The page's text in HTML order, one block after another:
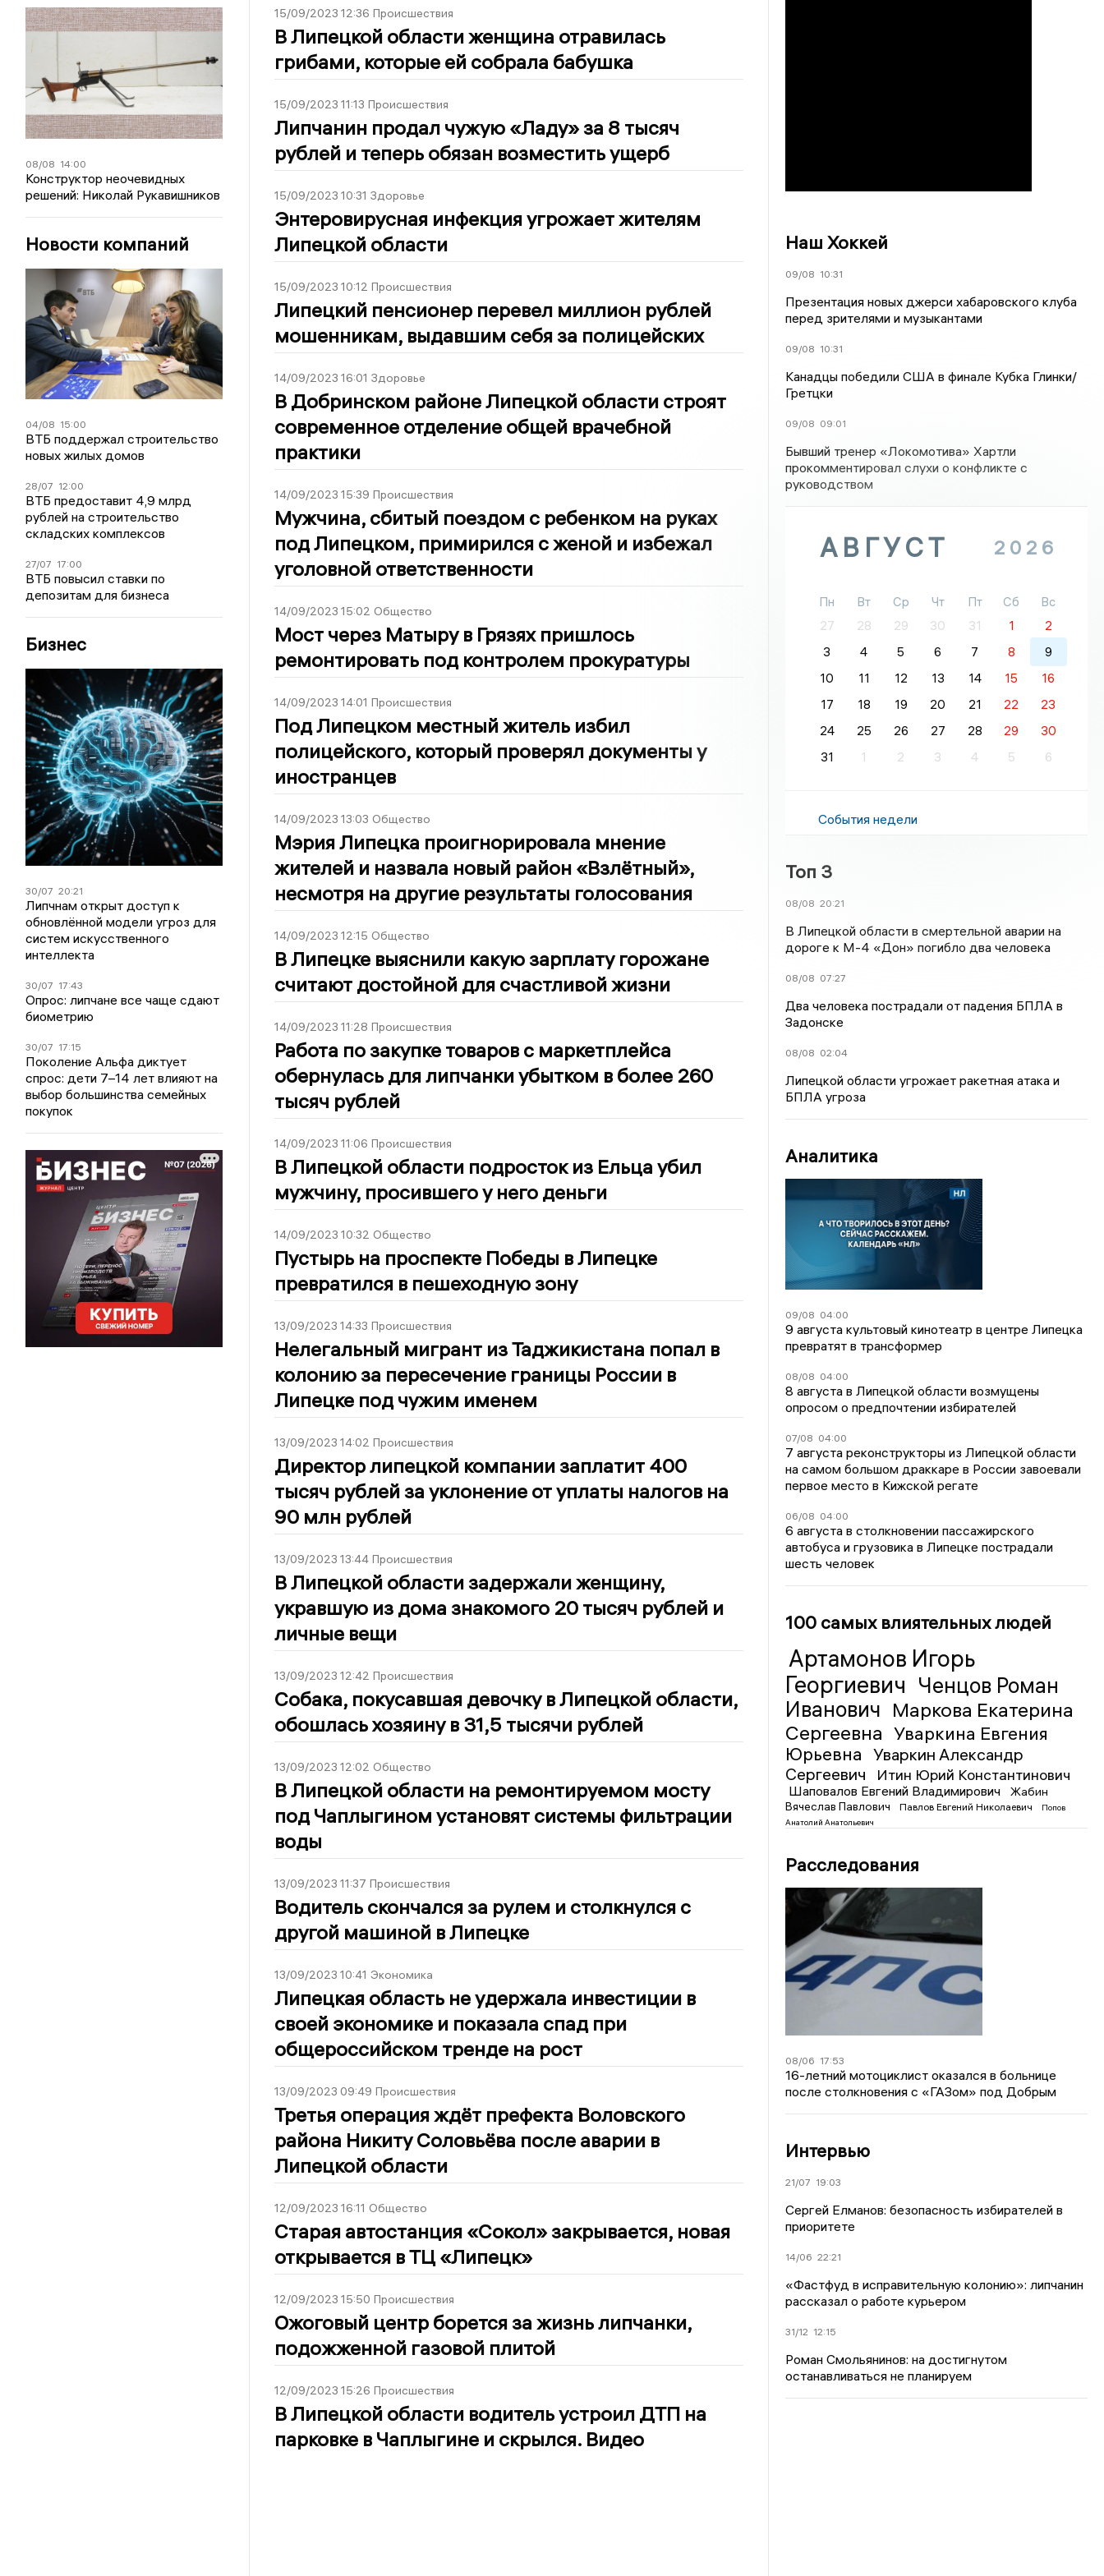
08/08 14:00
Конструктор неочевидных
решений: Николай Рукавишников
Новости компаний
04/08 15:00
ВТБ поддержал строительство
новых жилых домов
28/07 12:00
ВТБ предоставит 4,9 млрд
рублей на строительство
складских комплексов
27/07 17:00
ВТБ повысил ставки по
депозитам для бизнеса
Бизнес
30/07 20:21
Липчнам открыт доступ к
обновлённой модели угроз для
систем искусственного
интеллекта
30/07 17:43
Опрос: липчане все чаще сдают
биометрию
30/07 17:15
Поколение Альфа диктует
спрос: дети 7–14 лет влияют на
выбор большинства семейных
покупок
15/09/2023 12:36 Происшествия
В Липецкой области женщина отравилась
грибами, которые ей собрала бабушка
15/09/2023 11:13 Происшествия
Липчанин продал чужую «Ладу» за 8 тысяч
рублей и теперь обязан возместить ущерб
15/09/2023 10:31 Здоровье
Энтеровирусная инфекция угрожает жителям
Липецкой области
15/09/2023 10:12 Происшествия
Липецкий пенсионер перевел миллион рублей
мошенникам, выдавшим себя за полицейских
14/09/2023 16:01 Здоровье
В Добринском районе Липецкой области строят
современное отделение общей врачебной
практики
14/09/2023 15:39 Происшествия
Мужчина, сбитый поездом с ребенком на руках
под Липецком, примирился с женой и избежал
уголовной ответственности
14/09/2023 15:02 Общество
Мост через Матыру в Грязях пришлось
ремонтировать под контролем прокуратуры
14/09/2023 14:01 Происшествия
Под Липецком местный житель избил
полицейского, который проверял документы у
иностранцев
14/09/2023 13:03 Общество
Мэрия Липецка проигнорировала мнение
жителей и назвала новый район «Взлётный»,
несмотря на другие результаты голосования
14/09/2023 12:15 Общество
В Липецке выяснили какую зарплату горожане
считают достойной для счастливой жизни
14/09/2023 11:28 Происшествия
Работа по закупке товаров с маркетплейса
обернулась для липчанки убытком в более 260
тысяч рублей
14/09/2023 11:06 Происшествия
В Липецкой области подросток из Ельца убил
мужчину, просившего у него деньги
14/09/2023 10:32 Общество
Пустырь на проспекте Победы в Липецке
превратился в пешеходную зону
13/09/2023 14:33 Происшествия
Нелегальный мигрант из Таджикистана попал в
колонию за пересечение границы России в
Липецке под чужим именем
13/09/2023 14:02 Происшествия
Директор липецкой компании заплатит 400
тысяч рублей за уклонение от уплаты налогов на
90 млн рублей
13/09/2023 13:44 Происшествия
В Липецкой области задержали женщину,
укравшую из дома знакомого 20 тысяч рублей и
личные вещи
13/09/2023 12:42 Происшествия
Собака, покусавшая девочку в Липецкой области,
обошлась хозяину в 31,5 тысячи рублей
13/09/2023 12:02 Общество
В Липецкой области на ремонтируемом мосту
под Чаплыгином установят системы фильтрации
воды
13/09/2023 11:37 Происшествия
Водитель скончался за рулем и столкнулся с
другой машиной в Липецке
13/09/2023 10:41 Экономика
Липецкая область не удержала инвестиции в
своей экономике и показала спад при
общероссийском тренде на рост
13/09/2023 09:49 Происшествия
Третья операция ждёт префекта Воловского
района Никиту Соловьёва после аварии в
Липецкой области
12/09/2023 16:11 Общество
Старая автостанция «Сокол» закрывается, новая
открывается в ТЦ «Липецк»
12/09/2023 15:50 Происшествия
Ожоговый центр борется за жизнь липчанки,
подожженной газовой плитой
12/09/2023 15:26 Происшествия
В Липецкой области водитель устроил ДТП на
парковке в Чаплыгине и скрылся. Видео
Наш Хоккей
09/08 10:31
Презентация новых джерси хабаровского клуба
перед зрителями и музыкантами
09/08 10:31
Канадцы победили США в финале Кубка Глинки/
Гретцки
09/08 09:01
Бывший тренер «Локомотива» Хартли
прокомментировал слухи о конфликте с
руководством
АВГУСТ 2026
Пн Вт Ср Чт Пт Сб
Вс
27
28 29 30 31 1
2
3
4 5 6 7 8
9
10
11 12 13 14 15
16
17
18 19 20 21 22
23
24
25 26 27 28 29
30
31
1 2 3 4 5 6
События недели
Топ 3
08/08 20:21
В Липецкой области в смертельной аварии на
дороге к М-4 «Дон» погибло два человека
08/08 07:27
Два человека пострадали от падения БПЛА в
Задонске
08/08 02:04
Липецкой области угрожает ракетная атака и
БПЛА угроза
Аналитика
09/08 04:00
9 августа культовый кинотеатр в центре Липецка
превратят в трансформер
08/08 04:00
8 августа в Липецкой области возмущены
опросом о предпочтении избирателей
07/08 04:00
7 августа реконструкторы из Липецкой области
на самом большом драккаре в России завоевали
первое место в Кижской регате
06/08 04:00
6 августа в столкновении пассажирского
автобуса и грузовика в Липецке пострадали
шесть человек
100 самых влиятельных людей
Артамонов Игорь
Георгиевич Ченцов Роман
Иванович Маркова Екатерина
Сергеевна Уваркина Евгения
Юрьевна
Уваркин Александр
Сергеевич
Итин Юрий Константинович
Шаповалов Евгений Владимирович
Жабин
Вячеслав Павлович
Павлов Евгений Николаевич
Попов
Анатолий Анатольевич
Расследования
08/06 17:53
16-летний мотоциклист оказался в больнице
после столкновения с «ГАЗом» под Добрым
Интервью
21/07 19:03
Сергей Елманов: безопасность избирателей в
приоритете
14/06 22:21
«Фастфуд в исправительную колонию»: липчанин
рассказал о работе курьером
31/12 12:15
Роман Смольянинов: на достигнутом
останавливаться не планируем